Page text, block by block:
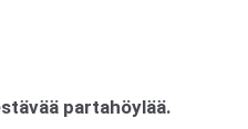
partahöylää.